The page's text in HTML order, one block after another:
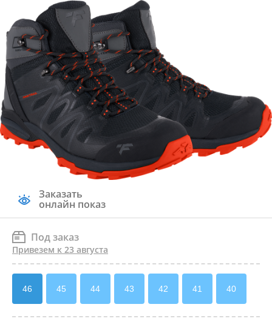
Заказать
онлайн показ
Под заказ
Привезем к 23 августа
46 45 44 43 42 41 40